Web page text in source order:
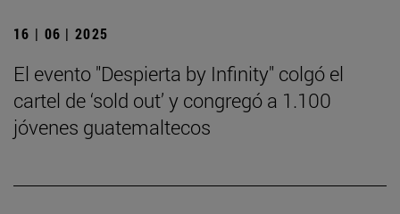
16 | 06 | 2025
El evento "Despierta by Infinity" colgó el
cartel de ‘sold out’ y congregó a 1.100
jóvenes guatemaltecos